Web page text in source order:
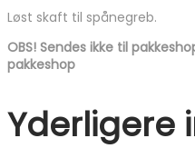
Løst skaft til spånegreb.
OBS! Sendes ikke til
pakkeshop
Yderligere